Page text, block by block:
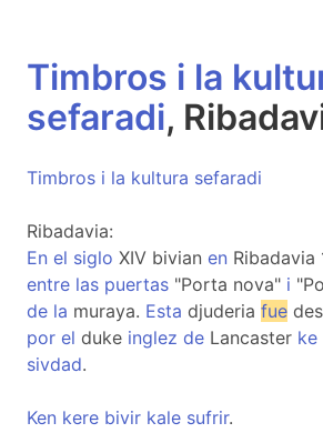
Timbros i la
sefaradi,
Timbros i la kultura sefaradi
Ribadavia:
En el siglo XIV bivian en Ribadavia
entre las puertas "Porta nova" i
de la muraya. Esta djuderia fue
por el duke inglez de Lancaster ke
sivdad.
Ken kere bivir kale sufrir.